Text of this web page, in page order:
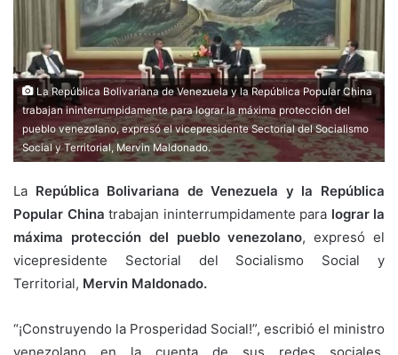
La República Bolivariana de Venezuela y la República Popular China
trabajan ininterrumpidamente para lograr la máxima protección del
pueblo venezolano, expresó el vicepresidente Sectorial del Socialismo
Social y Territorial, Mervin Maldonado.
La República Bolivariana de Venezuela y la República
Popular China trabajan ininterrumpidamente para lograr la
máxima protección del pueblo venezolano, expresó el
vicepresidente Sectorial del Socialismo Social y
Territorial, Mervin Maldonado.
“¡Construyendo la Prosperidad Social!”, escribió el ministro